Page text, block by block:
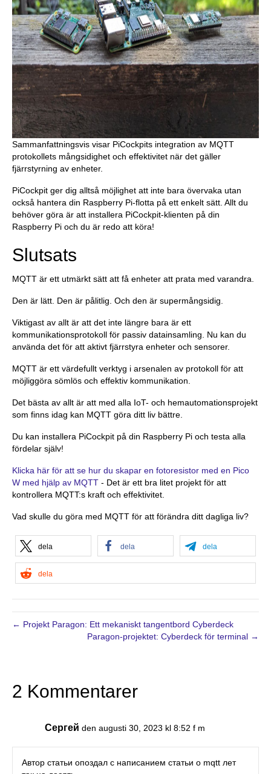
Sammanfattningsvis visar PiCockpits integration av MQTT
protokollets mångsidighet och effektivitet när det gäller
fjärrstyrning av enheter.
PiCockpit ger dig alltså möjlighet att inte bara övervaka utan
också hantera din Raspberry Pi-flotta på ett enkelt sätt. Allt du
behöver göra är att installera PiCockpit-klienten på din
Raspberry Pi och du är redo att köra!
Slutsats
MQTT är ett utmärkt sätt att få enheter att prata med varandra.
Den är lätt. Den är pålitlig. Och den är supermångsidig.
Viktigast av allt är att det inte längre bara är ett
kommunikationsprotokoll för passiv datainsamling. Nu kan du
använda det för att aktivt fjärrstyra enheter och sensorer.
MQTT är ett värdefullt verktyg i arsenalen av protokoll för att
möjliggöra sömlös och effektiv kommunikation.
Det bästa av allt är att med alla IoT- och hemautomationsprojekt
som finns idag kan MQTT göra ditt liv bättre.
Du kan installera PiCockpit på din Raspberry Pi och testa alla
fördelar själv!
Klicka här för att se hur du skapar en fotoresistor med en Pico
W med hjälp av MQTT - Det är ett bra litet projekt för att
kontrollera MQTT:s kraft och effektivitet.
Vad skulle du göra med MQTT för att förändra ditt dagliga liv?
dela dela dela
dela
← Projekt Paragon: Ett mekaniskt tangentbord Cyberdeck
Paragon-projektet: Cyberdeck för terminal →
2 Kommentarer
Сергей den augusti 30, 2023 kl 8:52 f m
Автор статьи опоздал с написанием статьи о mqtt лет